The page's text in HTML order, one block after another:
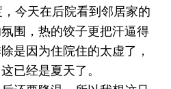
今天在后院看到邻居家的
围，热的饺子更把汗逼得
是因为住院住的太虚了，
已经是夏天了。